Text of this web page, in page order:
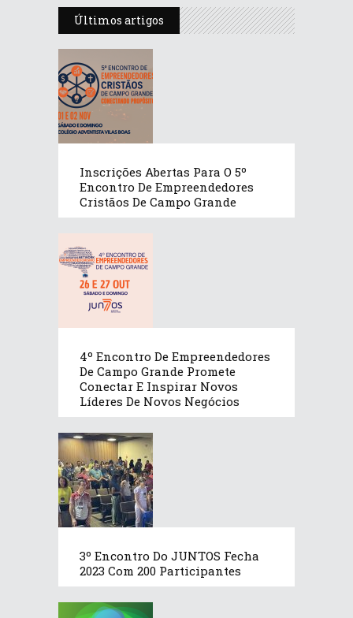
Últimos artigos
Inscrições Abertas Para O 5º
Encontro De Empreendedores
Cristãos De Campo Grande
4º Encontro De Empreendedores
De Campo Grande Promete
Conectar E Inspirar Novos
Líderes De Novos Negócios
3º Encontro Do JUNTOS Fecha
2023 Com 200 Participantes